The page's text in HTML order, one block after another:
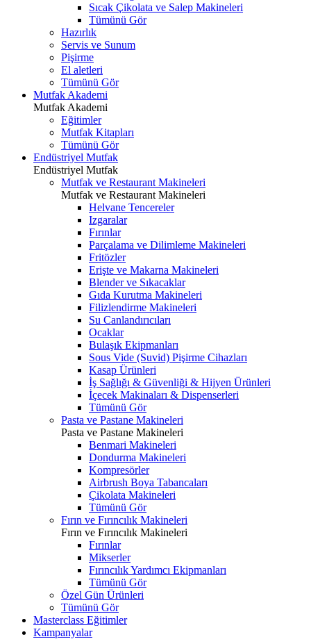
Sıcak Çikolata ve Salep Makineleri
Tümünü Gör
Hazırlık
Servis ve Sunum
Pişirme
El aletleri
Tümünü Gör
Mutfak Akademi
Mutfak Akademi
Eğitimler
Mutfak Kitapları
Tümünü Gör
Endüstriyel Mutfak
Endüstriyel Mutfak
Mutfak ve Restaurant Makineleri
Mutfak ve Restaurant Makineleri
Helvane Tencereler
Izgaralar
Fırınlar
Parçalama ve Dilimleme Makineleri
Fritözler
Erişte ve Makarna Makineleri
Blender ve Sıkacaklar
Gıda Kurutma Makineleri
Filizlendirme Makineleri
Su Canlandırıcıları
Ocaklar
Bulaşık Ekipmanları
Sous Vide (Suvid) Pişirme Cihazları
Kasap Ürünleri
İş Sağlığı & Güvenliği & Hijyen Ürünleri
İçecek Makinaları & Dispenserleri
Tümünü Gör
Pasta ve Pastane Makineleri
Pasta ve Pastane Makineleri
Benmari Makineleri
Dondurma Makineleri
Kompresörler
Airbrush Boya Tabancaları
Çikolata Makineleri
Tümünü Gör
Fırın ve Fırıncılık Makineleri
Fırın ve Fırıncılık Makineleri
Fırınlar
Mikserler
Fırıncılık Yardımcı Ekipmanları
Tümünü Gör
Özel Gün Ürünleri
Tümünü Gör
Masterclass Eğitimler
Kampanyalar